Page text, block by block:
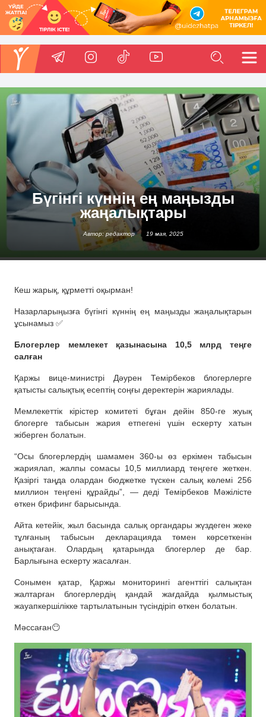
Бүгінгі күннің ең маңызды
жаңалықтары
Автор: редактор 19 мая, 2025
Кеш жарық, құрметті оқырман!
Назарларыңызға бүгінгі күннің ең маңызды жаңалықтарын
ұсынамыз ✅
Блогерлер мемлекет қазынасына 10,5 млрд теңге
салған
Қаржы вице-министрі Дәурен Темірбеков блогерлерге
қатысты салықтық есептің соңғы деректерін жариялады.
Мемлекеттік кірістер комитеті бұған дейін 850-ге жуық
блогерге табысын жария етпегені үшін ескерту хатын
жіберген болатын.
“Осы блогерлердің шамамен 360-ы өз еркімен табысын
жариялап, жалпы сомасы 10,5 миллиард теңгеге жеткен.
Қазіргі таңда олардан бюджетке түскен салық көлемі 256
миллион теңгені құрайды”, — деді Темірбеков Мәжілісте
өткен брифинг барысында.
Айта кетейік, жыл басында салық органдары жүздеген жеке
тұлғаның табысын декларацияда төмен көрсеткенін
анықтаған. Олардың қатарында блогерлер де бар.
Барлығына ескерту жасалған.
Сонымен қатар, Қаржы мониторингі агенттігі салықтан
жалтарған блогерлердің қандай жағдайда қылмыстық
жауапкершілікке тартылатынын түсіндіріп өткен болатын.
Мәссаған😶